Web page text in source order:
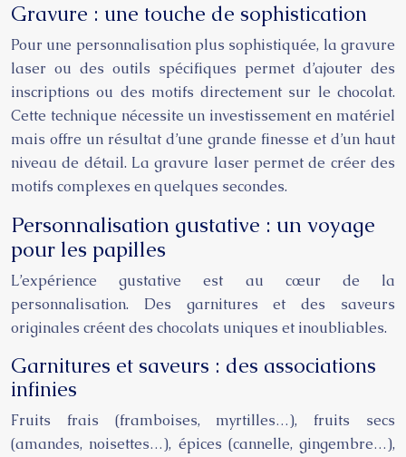
Gravure : une touche de sophistication
Pour une personnalisation plus sophistiquée, la gravure
laser ou des outils spécifiques permet d’ajouter des
inscriptions ou des motifs directement sur le chocolat.
Cette technique nécessite un investissement en matériel
mais offre un résultat d’une grande finesse et d’un haut
niveau de détail. La gravure laser permet de créer des
motifs complexes en quelques secondes.
Personnalisation gustative : un voyage
pour les papilles
L’expérience gustative est au cœur de la
personnalisation. Des garnitures et des saveurs
originales créent des chocolats uniques et inoubliables.
Garnitures et saveurs : des associations
infinies
Fruits frais (framboises, myrtilles…), fruits secs
(amandes, noisettes…), épices (cannelle, gingembre…),